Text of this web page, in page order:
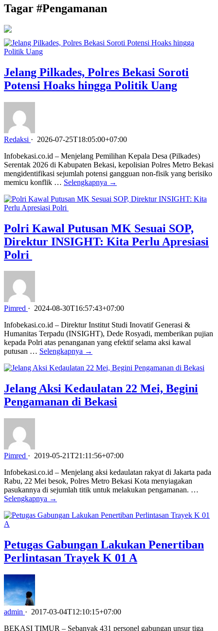
Tagar #Pengamanan
Jelang Pilkades, Polres Bekasi Soroti
Potensi Hoaks hingga Politik Uang
Redaksi · 2026-07-25T18:05:00+07:00
Infobekasi.co.id – Menjelang Pemilihan Kepala Desa (Pilkades)
Serentak 2026 di Kabupaten Bekasi, kepolisian Polres Metro Bekasi
mengidentifikasi sejumlah potensi gangguan non-fisik yang berisiko
memicu konflik … Selengkapnya →
Polri Kawal Putusan MK Sesuai SOP,
Direktur INSIGHT: Kita Perlu Apresiasi
Polri
Pimred · 2024-08-30T16:57:43+07:00
Infobekasi.co.id – Direktur Institut Studi Inovatif Generasi &
Humanitas Terpadu (INSIGHT), Dede Rosyadi, memberikan pujian
kepada Polri atas penanganan yang efektif selama aksi kawal
putusan … Selengkapnya →
Jelang Aksi Kedaulatan 22 Mei, Begini
Pengamanan di Bekasi
Pimred · 2019-05-21T21:11:56+07:00
Infobekasi.co.id – Menjelang aksi kedaulatan rakyat di Jakarta pada
Rabu, 22 Mei besok, Polres Metro Bekasi Kota menyiagakan
pasukannya di sejumlah titik untuk melakukan pengamanan. …
Selengkapnya →
Petugas Gabungan Lakukan Penertiban
Perlintasan Trayek K 01 A
admin · 2017-03-04T12:10:15+07:00
BEKASI TIMUR – Sebanyak 431 personel gabungan unsur tiga